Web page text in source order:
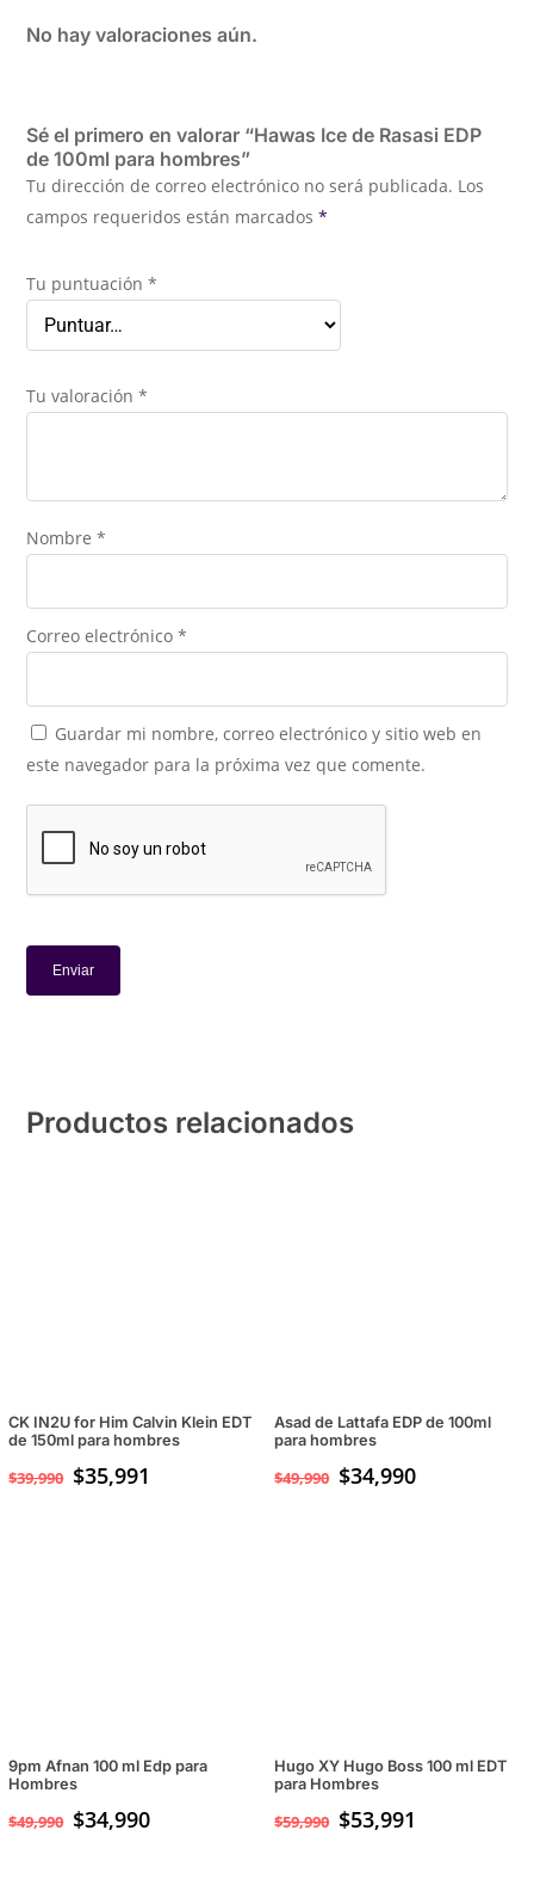
No hay valoraciones aún.
Sé el primero en valorar “Hawas Ice de Rasasi EDP
de 100ml para hombres”
Tu dirección de correo electrónico no será publicada. Los
campos requeridos están marcados*
Tu puntuación*
Tu valoración*
Nombre*
Correo electrónico*
Guardar mi nombre, correo electrónico y sitio web en
este navegador para la próxima vez que comente.
Productos relacionados
CK IN2U for Him Calvin Klein EDT
de 150ml para hombres
$39,990 $35,991
Asad de Lattafa EDP de 100ml
para hombres
$49,990 El
$34,990El
9pm Afnan 100 ml Edp para
Hombres
$49,990 El
$34,990El
Hugo XY Hugo Boss 100 ml EDT
para Hombres
$59,990 $53,991